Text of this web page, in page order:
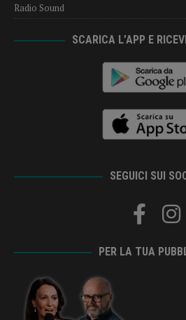
Radio Sound
SCARICA L’APP E
SEGUICI SUI
PER LA TUA